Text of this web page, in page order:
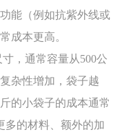
能（例如抗紫外线或
成本更高。
，通常容量从500公
杂性增加，袋子越
的小袋子的成本通常
多的材料、额外的加